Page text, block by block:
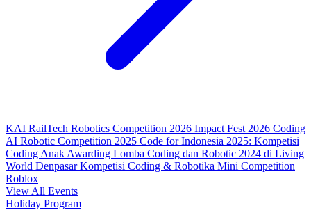
KAI RailTech Robotics Competition 2026 Impact Fest 2026 Coding
AI Robotic Competition 2025 Code for Indonesia 2025: Kompetisi
Coding Anak Awarding Lomba Coding dan Robotic 2024 di Living
World DenpasarKompetisi Coding & Robotika Mini Competition
Roblox
View All Events
Holiday Program